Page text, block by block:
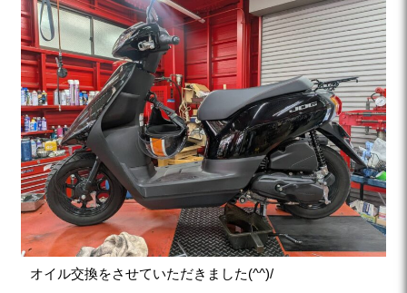
オイル交換をさせていただきました(^^)/